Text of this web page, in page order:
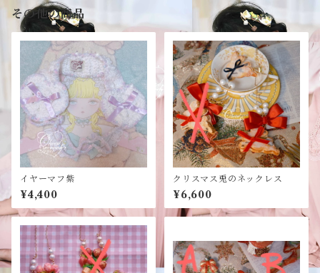
その他の商品
イヤーマフ紫
¥4,400
クリスマス兎のネックレス
¥6,600